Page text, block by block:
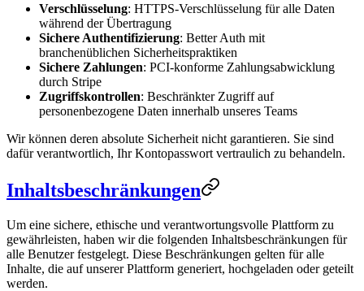
Verschlüsselung: HTTPS-Verschlüsselung für alle Daten
während der Übertragung
Sichere Authentifizierung: Better Auth mit
branchenüblichen Sicherheitspraktiken
Sichere Zahlungen: PCI-konforme Zahlungsabwicklung
durch Stripe
Zugriffskontrollen: Beschränkter Zugriff auf
personenbezogene Daten innerhalb unseres Teams
Wir können deren absolute Sicherheit nicht garantieren. Sie sind
dafür verantwortlich, Ihr Kontopasswort vertraulich zu behandeln.
Inhaltsbeschränkungen
Um eine sichere, ethische und verantwortungsvolle Plattform zu
gewährleisten, haben wir die folgenden Inhaltsbeschränkungen für
alle Benutzer festgelegt. Diese Beschränkungen gelten für alle
Inhalte, die auf unserer Plattform generiert, hochgeladen oder geteilt
werden.